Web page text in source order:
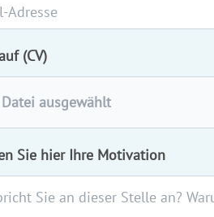
(CV)
ausgewählt
Sie hier Ihre Motivation